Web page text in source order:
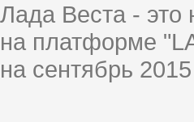
Лада Веста -
на платформе
на сентябрь